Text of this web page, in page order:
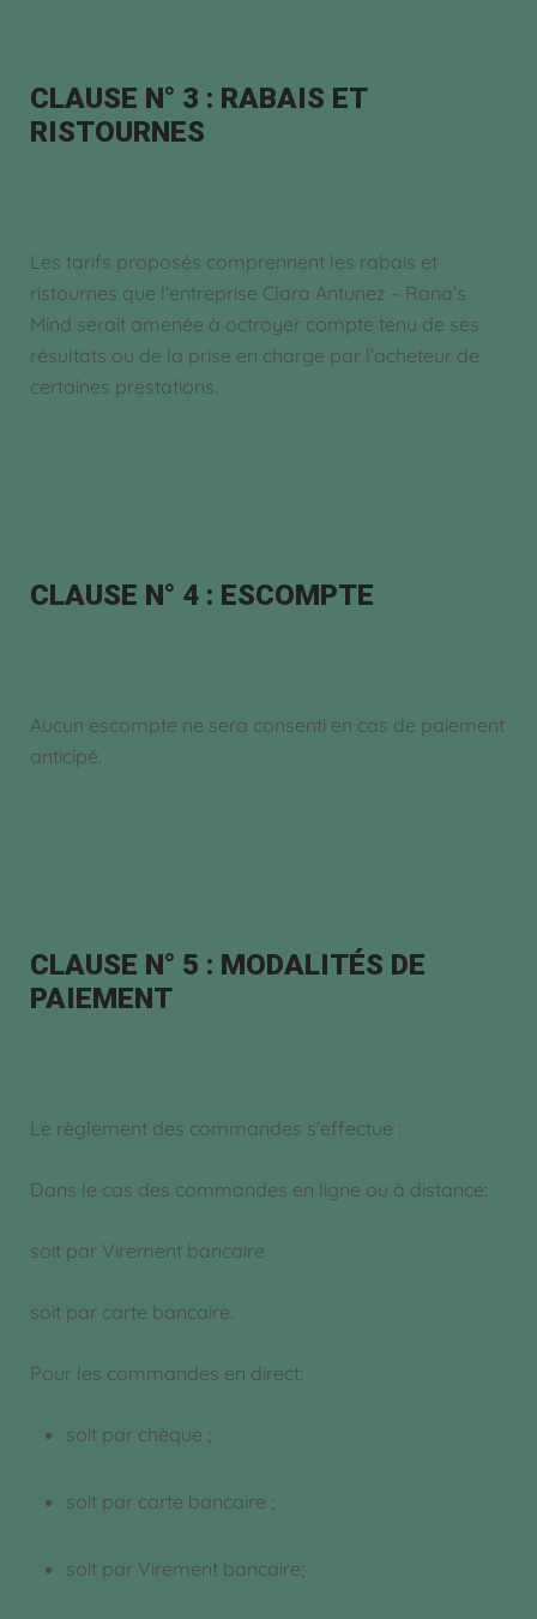
CLAUSE N° 3 : RABAIS ET
RISTOURNES
Les tarifs proposés comprennent les rabais et
ristournes que l’entreprise Clara Antunez – Rana’s
Mind serait amenée à octroyer compte tenu de ses
résultats ou de la prise en charge par l’acheteur de
certaines prestations.
CLAUSE N° 4 : ESCOMPTE
Aucun escompte ne sera consenti en cas de paiement
anticipé.
CLAUSE N° 5 : MODALITÉS DE
PAIEMENT
Le règlement des commandes s’effectue :
Dans le cas des commandes en ligne ou à distance:
soit par Virement bancaire
soit par carte bancaire.
Pour les commandes en direct:
soit par chèque ;
soit par carte bancaire ;
soit par Virement bancaire;